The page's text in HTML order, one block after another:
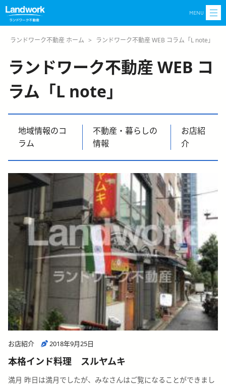
MENU
ランドワーク不動産 ホーム > ランドワーク不動産 WEB コラム「L note」
ランドワーク不動産 WEB コ
ラム「L note」
地域情報のコ
ラム
不動産・暮らしの
情報
お店紹
介
お店紹介 2018年9月25日
本格インド料理 スルヤムキ
満月 昨日は満月でしたが、みなさんはご覧になることができまし